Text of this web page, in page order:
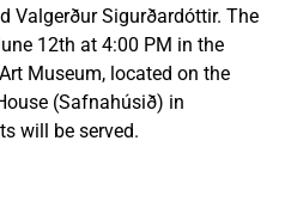
Valgerður Sigurðardóttir. The
12th at 4:00 PM in the
Museum, located on the
(Safnahúsið) in
will be served.